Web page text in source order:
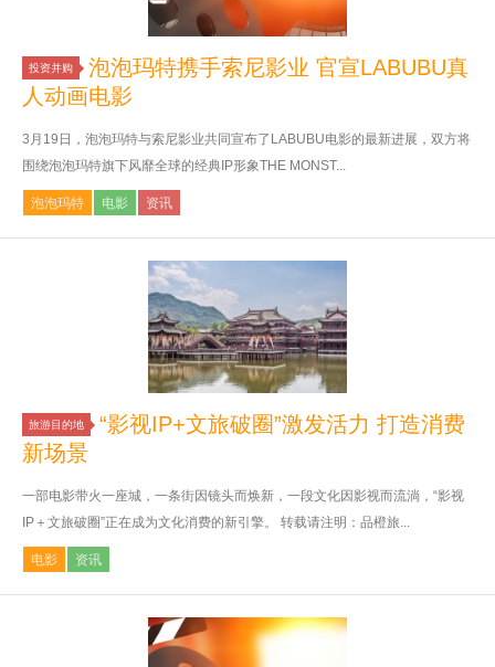
投资并购
泡泡玛特携手索尼影业 官宣LABUBU真
人动画电影
3月19日，泡泡玛特与索尼影业共同宣布了LABUBU电影的最新进展，双方将
围绕泡泡玛特旗下风靡全球的经典IP形象THE MONST...
泡泡玛特 电影 资讯
旅游目的地
“影视IP+文旅破圈”激发活力 打造消费
新场景
一部电影带火一座城，一条街因镜头而焕新，一段文化因影视而流淌，“影视
IP＋文旅破圈”正在成为文化消费的新引擎。 转载请注明：品橙旅...
电影 资讯